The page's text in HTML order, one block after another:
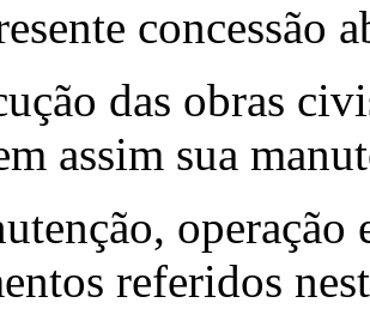
concessão
das obras
assim sua
operação
referidos